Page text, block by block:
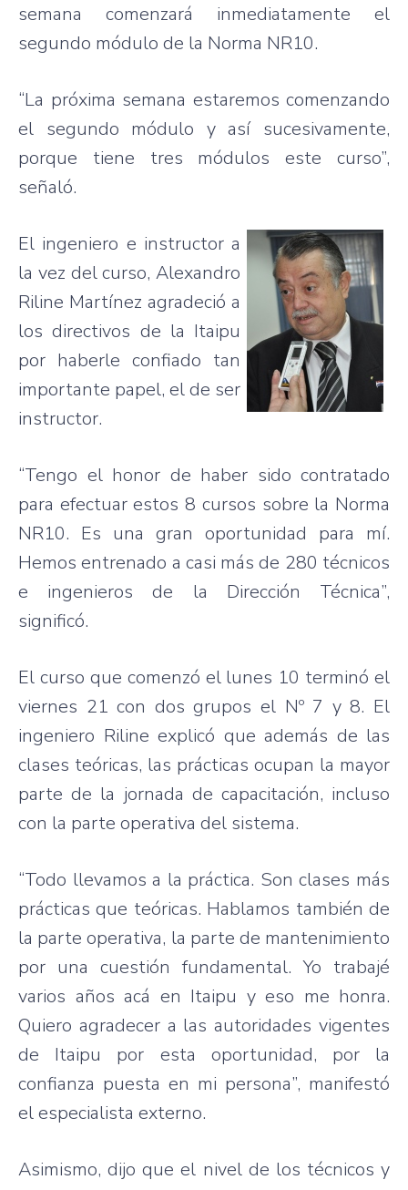
semana comenzará inmediatamente el
segundo módulo de la Norma NR10.
“La próxima semana estaremos comenzando
el segundo módulo y así sucesivamente,
porque tiene tres módulos este curso”,
señaló.
El ingeniero e instructor a
la vez del curso, Alexandro
Riline Martínez agradeció a
los directivos de la Itaipu
por haberle confiado tan
importante papel, el de ser
instructor.
“Tengo el honor de haber sido contratado
para efectuar estos 8 cursos sobre la Norma
NR10. Es una gran oportunidad para mí.
Hemos entrenado a casi más de 280 técnicos
e ingenieros de la Dirección Técnica”,
significó.
El curso que comenzó el lunes 10 terminó el
viernes 21 con dos grupos el Nº 7 y 8. El
ingeniero Riline explicó que además de las
clases teóricas, las prácticas ocupan la mayor
parte de la jornada de capacitación, incluso
con la parte operativa del sistema.
“Todo llevamos a la práctica. Son clases más
prácticas que teóricas. Hablamos también de
la parte operativa, la parte de mantenimiento
por una cuestión fundamental. Yo trabajé
varios años acá en Itaipu y eso me honra.
Quiero agradecer a las autoridades vigentes
de Itaipu por esta oportunidad, por la
confianza puesta en mi persona”, manifestó
el especialista externo.
Asimismo, dijo que el nivel de los técnicos y